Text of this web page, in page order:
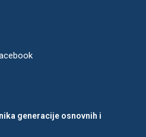
generacije osnovnih i